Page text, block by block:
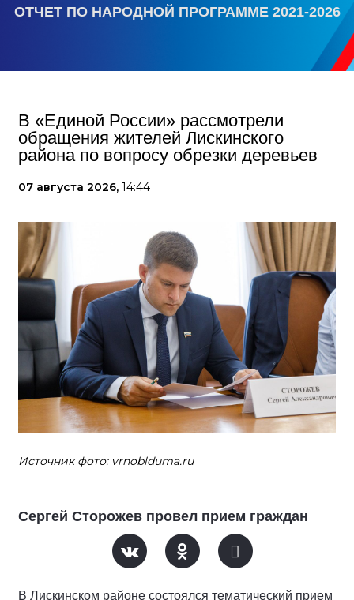
ОТЧЕТ ПО НАРОДНОЙ ПРОГРАММЕ 2021-2026
В «Единой России» рассмотрели
обращения жителей Лискинского
района по вопросу обрезки деревьев
07 августа 2026, 14:44
Источник фото: vrnoblduma.ru
Сергей Сторожев провел прием граждан
В Лискинском районе состоялся тематический прием